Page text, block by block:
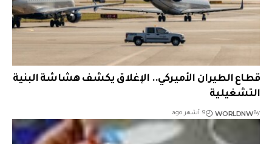
قطاع الطيران الأميركي.. الإغلاق يكشف هشاشة البنية
التشغيلية
By
WORLDNW 9 أشهر ago